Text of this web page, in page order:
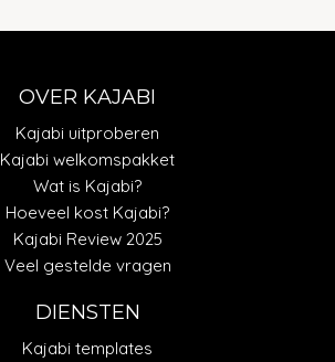
OVER KAJABI
Kajabi uitproberen
Kajabi welkomspakket
Wat is Kajabi?
Hoeveel kost Kajabi?
Kajabi Review 2025
Veel gestelde vragen
DIENSTEN
Kajabi templates